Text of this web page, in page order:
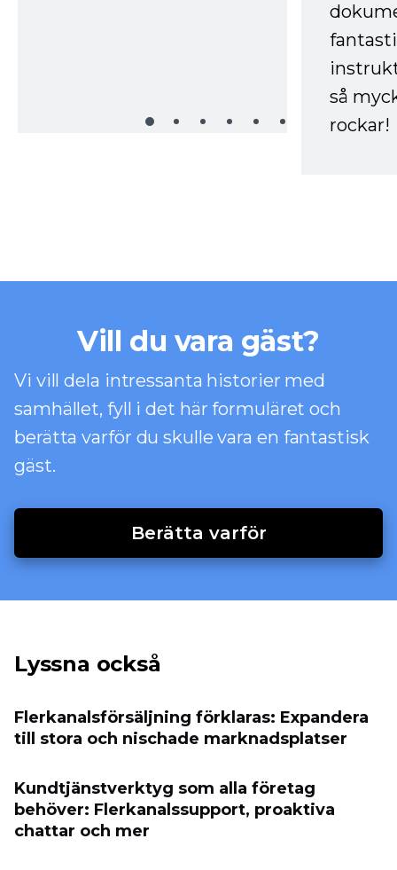
så
rockar!
Vill du vara gäst?
Vi vill dela intressanta historier med
samhället, fyll i det här formuläret och
berätta varför du skulle vara en fantastisk
gäst.
Berätta varför
Lyssna också
Flerkanalsförsäljning förklaras: Expandera
till stora och nischade marknadsplatser
Kundtjänstverktyg som alla företag
behöver: Flerkanalssupport, proaktiva
chattar och mer